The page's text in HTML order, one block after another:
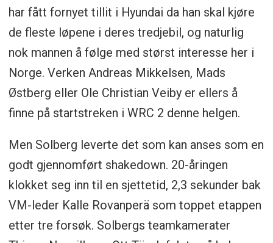
har fått fornyet tillit i Hyundai da han skal kjøre
de fleste løpene i deres tredjebil, og naturlig
nok mannen å følge med størst interesse her i
Norge. Verken Andreas Mikkelsen, Mads
Østberg eller Ole Christian Veiby er ellers å
finne på startstreken i WRC 2 denne helgen.
Men Solberg leverte det som kan anses som en
godt gjennomført shakedown. 20-åringen
klokket seg inn til en sjettetid, 2,3 sekunder bak
VM-leder Kalle Rovanperä som toppet etappen
etter tre forsøk. Solbergs teamkamerater